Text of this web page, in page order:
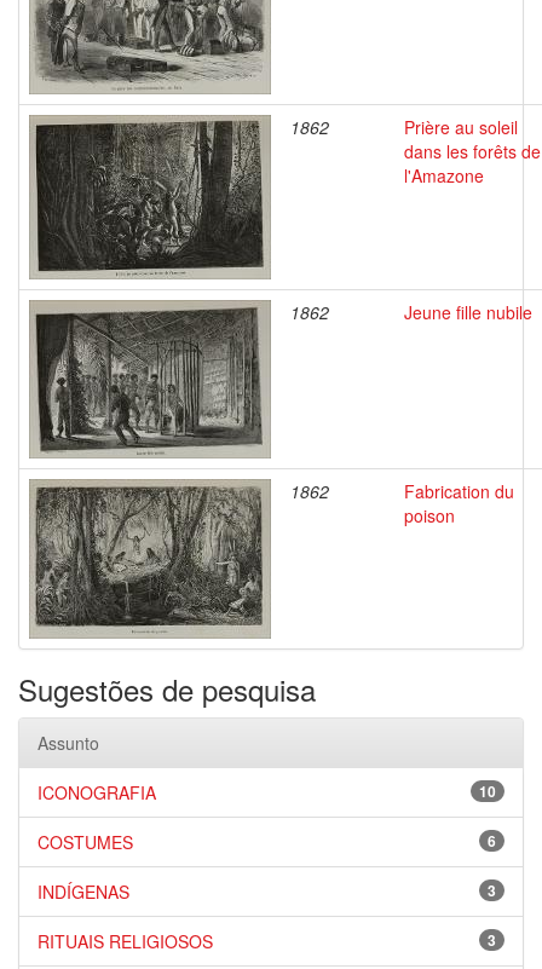
1862
Prière au soleil
dans les forêts de
l'Amazone
1862 Jeune fille nubile
1862
Fabrication du
poison
Sugestões de pesquisa
Assunto
10
ICONOGRAFIA
6
COSTUMES
3
INDÍGENAS
3
RITUAIS RELIGIOSOS